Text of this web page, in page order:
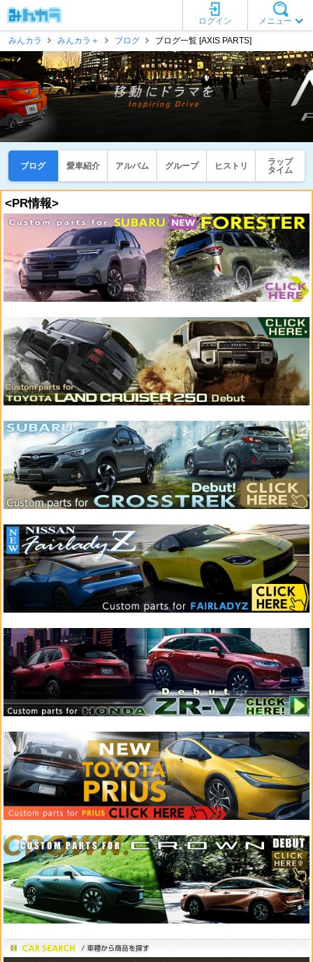
メニュー
ログイン
みんカラ
みんカラ＋ ブログ ブログ一覧 [AXIS PARTS]
ブログ 愛車紹介 アルバム グループ ヒストリ
ラップ
タイム
<PR情報>